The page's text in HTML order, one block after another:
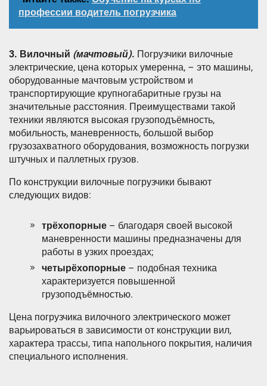
профессии водитель погрузчика
3. Вилочный (мачтовый). Погрузчики вилочные
электрические, цена которых умеренна, – это машины,
оборудованные мачтовым устройством и
транспортирующие крупногабаритные грузы на
значительные расстояния. Преимуществами такой
техники являются высокая грузоподъёмность,
мобильность, маневренность, большой выбор
грузозахватного оборудования, возможность погрузки
штучных и паллетных грузов.
По конструкции вилочные погрузчики бывают
следующих видов:
трёхопорные – благодаря своей высокой
маневренности машины предназначены для
работы в узких проездах;
четырёхопорные – подобная техника
характеризуется повышенной
грузоподъёмностью.
Цена погрузчика вилочного электрического может
варьироваться в зависимости от конструкции вил,
характера трассы, типа напольного покрытия, наличия
специального исполнения.